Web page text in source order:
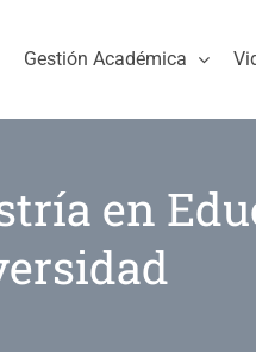
Gestión Académica
en